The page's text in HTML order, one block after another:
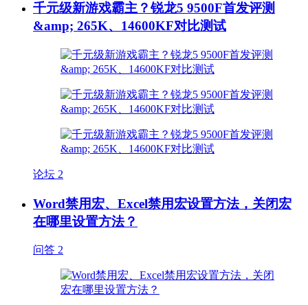
千元级新游戏霸主？锐龙5 9500F首发评测
&amp; 265K、14600KF对比测试
论坛 2
Word禁用宏、Excel禁用宏设置方法，关闭宏
在哪里设置方法？
问答 2